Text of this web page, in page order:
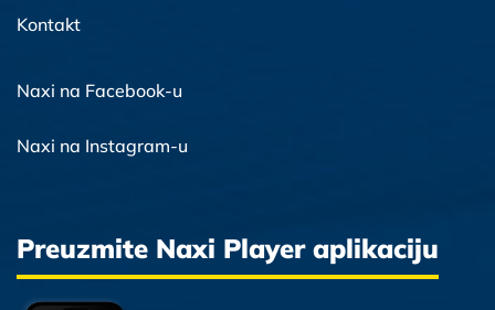
Kontakt
Naxi na Facebook-u
Naxi na Instagram-u
Preuzmite Naxi Player aplikaciju